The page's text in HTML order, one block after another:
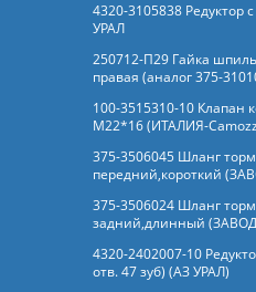
4320-3105838 Редуктор
УРАЛ
250712-П29 Гайка
правая (аналог 375-
100-3515310-10 Клапан
М22*16 (ИТАЛИЯ-
375-3506045 Шланг
передний,короткий
375-3506024 Шланг
задний,длинный
4320-2402007-10
отв. 47 зуб) (АЗ УРАЛ)